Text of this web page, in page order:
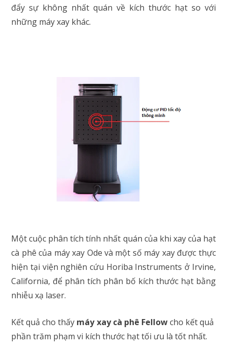
đẩy sự không nhất quán về kích thước hạt so với
những máy xay khác.
Một cuộc phân tích tính nhất quán của khi xay của hạt
cà phê của máy xay Ode và một số máy xay được thực
hiện tại viện nghiên cứu Horiba Instruments ở Irvine,
California, để phân tích phân bố kích thước hạt bằng
nhiễu xạ laser.
Kết quả cho thấy máy xay cà phê Fellowcho kết quả
phần trăm phạm vi kích thước hạt tối ưu là tốt nhất.